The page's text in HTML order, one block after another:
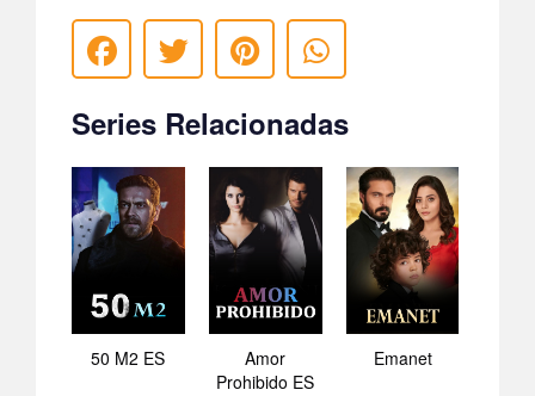
Series Relacionadas
50 M2 ES
Amor
Prohibido ES
Emanet